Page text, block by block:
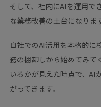
そして、社内にAIを運用で
な業務改善の土台になりま
自社でのAI活用を本格的に
務の棚卸しから始めてみて
いるかが見えた時点で、AI
がってきます。